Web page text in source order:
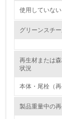
環境取り組み
使用していない
グリーンスチ
再生材または
状況
本体・尾栓（再
製品重量中の再